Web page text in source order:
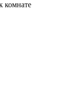
комнате